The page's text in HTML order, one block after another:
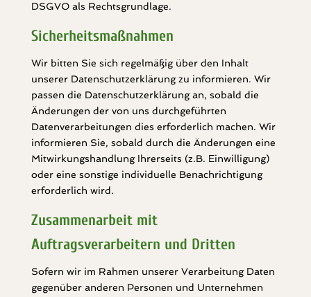
DSGVO als Rechtsgrundlage.
Sicherheitsmaßnahmen
Wir bitten Sie sich regelmäßig über den Inhalt
unserer Datenschutzerklärung zu informieren. Wir
passen die Datenschutzerklärung an, sobald die
Änderungen der von uns durchgeführten
Datenverarbeitungen dies erforderlich machen. Wir
informieren Sie, sobald durch die Änderungen eine
Mitwirkungshandlung Ihrerseits (z.B. Einwilligung)
oder eine sonstige individuelle Benachrichtigung
erforderlich wird.
Zusammenarbeit mit
Auftragsverarbeitern und Dritten
Sofern wir im Rahmen unserer Verarbeitung Daten
gegenüber anderen Personen und Unternehmen